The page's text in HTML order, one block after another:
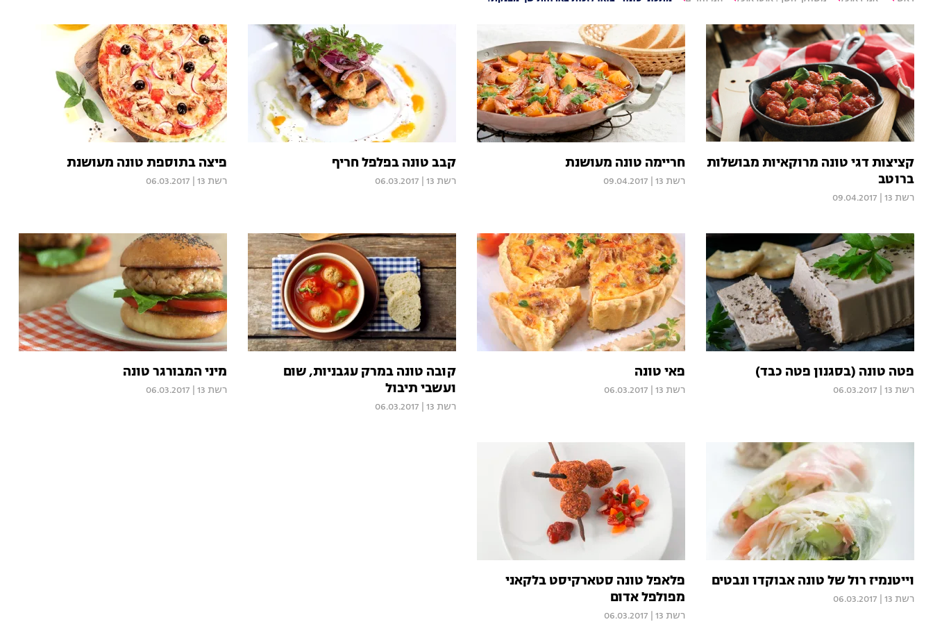
קציצות דגי טונה מרוקאיות מבושלות
ברוטב
רשת 13 09.04.2017
חריימה טונה מעושנת
רשת 13 09.04.2017
קבב טונה בפלפל חריף
רשת 13 06.03.2017
פיצה בתוספת טונה מעושנת
רשת 13 06.03.2017
פטה טונה (בסגנון פטה כבד)
רשת 13 06.03.2017
פאי טונה
רשת 13 06.03.2017
קובה טונה במרק עגבניות, שום
ועשבי תיבול
רשת 13 06.03.2017
מיני המבורגר טונה
רשת 13 06.03.2017
וייטנמיז רול של טונה אבוקדו ונבטים
רשת 13 06.03.2017
פלאפל טונה סטארקיסט בלקאני
מפולפל אדום
רשת 13 06.03.2017